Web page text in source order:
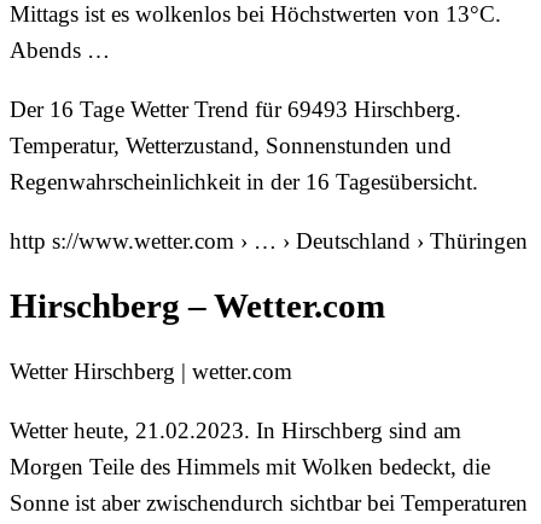
Mittags ist es wolkenlos bei Höchstwerten von 13°C.
Abends …
Der 16 Tage Wetter Trend für 69493 Hirschberg.
Temperatur, Wetterzustand, Sonnenstunden und
Regenwahrscheinlichkeit in der 16 Tagesübersicht.
http s://www.wetter.com › … › Deutschland › Thüringen
Hirschberg – Wetter.com
Wetter Hirschberg | wetter.com
Wetter heute, 21.02.2023. In Hirschberg sind am
Morgen Teile des Himmels mit Wolken bedeckt, die
Sonne ist aber zwischendurch sichtbar bei Temperaturen